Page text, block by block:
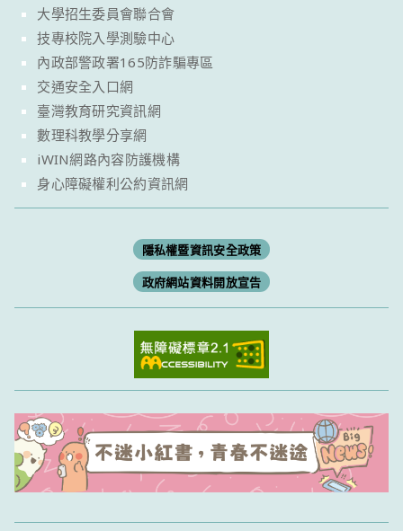
大學招生委員會聯合會
技專校院入學測驗中心
內政部警政署165防詐騙專區
交通安全入口網
臺灣教育研究資訊網
數理科教學分享網
iWIN網路內容防護機構
身心障礙權利公約資訊網
隱私權暨資訊安全政策
政府網站資料開放宣告